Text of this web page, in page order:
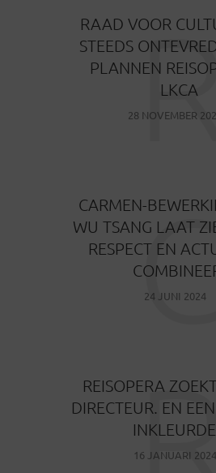
RAAD VOOR
STEEDS
PLANNEN
LKCA
28 NOVEMBER
CARMEN-
WU TSANG LAAT
RESPECT EN
24 JUNI 2024
REISOPERA
DIRECTEUR. EN
16 JANUARI 2024